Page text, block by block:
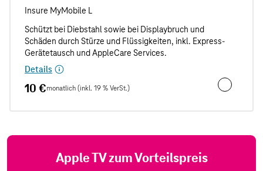
Details
10 €monatlich (inkl. 19 % VerSt.) Unfall- und